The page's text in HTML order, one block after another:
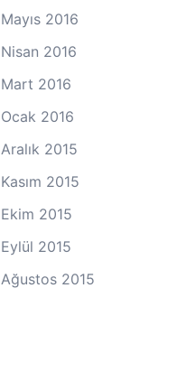
Mayıs 2016
Nisan 2016
Mart 2016
Ocak 2016
Aralık 2015
Kasım 2015
Ekim 2015
Eylül 2015
Ağustos 2015